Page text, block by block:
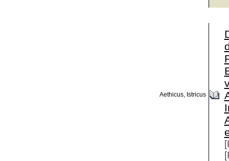
Aethicus, Istricus